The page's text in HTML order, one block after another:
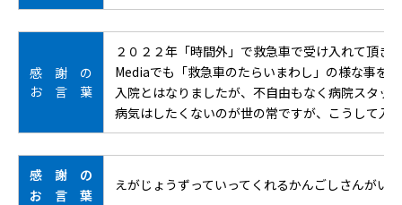
感 謝 の
お 言 葉
２０２２年「時間外」で救急車で受け入れて頂き
Mediaでも「救急車のたらいまわし」の様な事を
入院とはなりましたが、不自由もなく病院スタッ
病気はしたくないのが世の常ですが、こうして入
感 謝 の
お 言 葉
えがじょうずっていってくれるかんごしさんがい